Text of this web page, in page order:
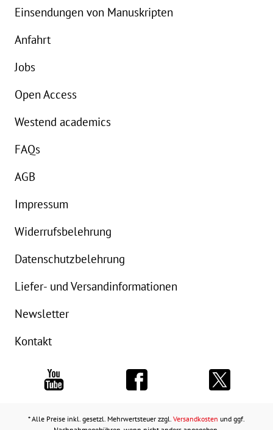
Einsendungen von Manuskripten
Anfahrt
Jobs
Open Access
Westend academics
FAQs
AGB
Impressum
Widerrufsbelehrung
Datenschutzbelehrung
Liefer- und Versandinformationen
Newsletter
Kontakt
* Alle Preise inkl. gesetzl. Mehrwertsteuer zzgl. Versandkosten und ggf.